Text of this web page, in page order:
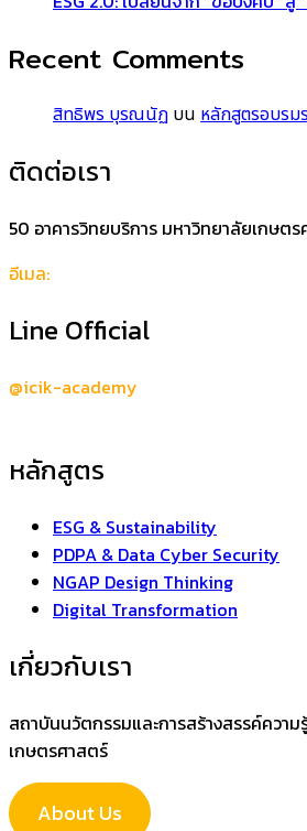
Recent Comments
สิทธิพร บุรณนัฏ บน หลักสูตรอบรม
ติดต่อเรา
50 อาคารวิทยบริการ มหาวิทยาลัยเกษต
อีเมล:
Line Official
@icik-academy
หลักสูตร
ESG & Sustainability
PDPA & Data Cyber Security
NGAP Design Thinking
Digital Transformation
เกี่ยวกับเรา
สถาบันนวัตกรรมและการสร้างสรรค์คว
เกษตรศาสตร์
About Us